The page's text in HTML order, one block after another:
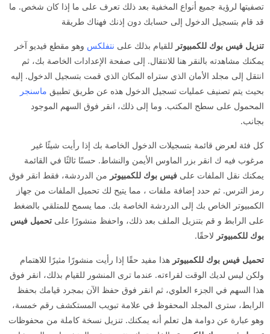
تصفيتها لرؤية جميع أنواع المخفية بعد ذلك تعرف على ما إذا كان شخص. ما
قد قام بتسجيل الدخول إلى حسابك دون إذنك فهناك طريقة
تنزيل فيس بوك للكمبيوتر للقيام بذلك على نتفلكس وهو مقطع فيديو آخر
يمكنك مشاهدته بالنقر هنا للانتقال. إلى صفحة الإعدادات الخاصة بك، ثم
انتقل إلى مجلد الأمان الذي ستراه المكان الذي قمت بتسجيل الدخول. إليه
بحيث يتم تصنيف عمليات تسجيل الدخول هذه عن طريق تطبيق ماسنجر
المحمول على سطح المكتب. وما إلى ذلك، انقر فوق السهم الموجود
بجانب.
كل فئة لعرض قائمة بتسجيلات الدخول الخاصة بك إذا رأيت شيئًا غير
مرغوب فيه ك انقر بزر الماوس الأيمن والنشاط. حسنًا ثالثًا في القائمة
يمكنك نقل الملفات على فيس بوك للكمبيوتر من الدردشة، فقط انقر فوق
رمز الترس. ثم حدد إضافة ملفات ، مما يتيح لك تحميل الملفات من جهاز
الكمبيوتر الخاص بك إلى الدردشة الخاصة بك. مما يسمح للمتلقي بالضغط
على الرابط و قم بتنزيل الملف بعد ذلك، واحفظ منشورًا على تحميل فيس
بوك للكمبيوتر لاحقًا.
تحميل فيس بوك للكمبيوتر هذا مفيد حقًا إذا رأيت منشورًا مثيرًا للاهتمام
ولكن ليس لديك الوقت لقراءته. عندما ترى المنشور للقيام بذلك، انقر فوق
هذا السهم في الجزء العلوي، ثم انقر فوق حفظ الآن بمجرد قيامك بحفظ
الرابط، سترى المجلد المحفوظ في علامة تبويب المستكشف رقم خمسة،
وهو عبارة عن دوامة هل تعلم أنه يمكنك. تنزيل نسخة كاملة من محفوظات